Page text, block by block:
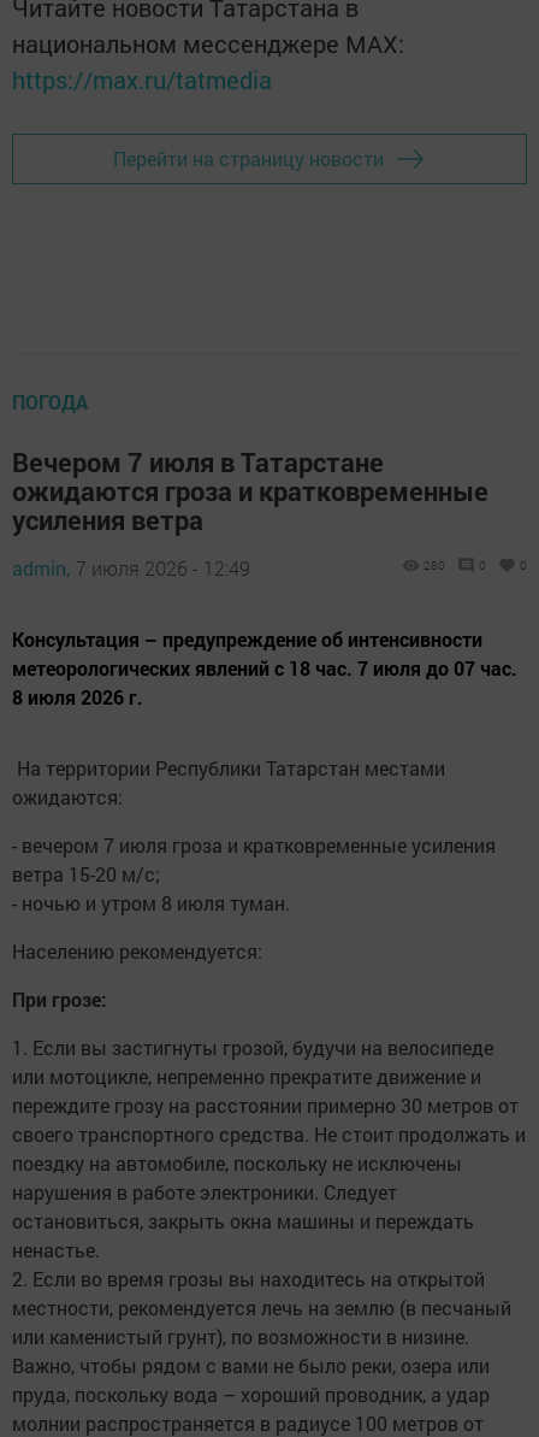
Читайте новости Татарстана в
национальном мессенджере MАХ:
https://max.ru/tatmedia
Перейти на страницу новости
ПОГОДА
Вечером 7 июля в Татарстане
ожидаются гроза и кратковременные
усиления ветра
admin, 7 июля 2026 - 12:49 280 0 0
Консультация – предупреждение об интенсивности
метеорологических явлений с 18 час. 7 июля до 07 час.
8 июля 2026 г.
На территории Республики Татарстан местами
ожидаются:
- вечером 7 июля гроза и кратковременные усиления
ветра 15-20 м/с;
- ночью и утром 8 июля туман.
Населению рекомендуется:
При грозе:
1. Если вы застигнуты грозой, будучи на велосипеде
или мотоцикле, непременно прекратите движение и
переждите грозу на расстоянии примерно 30 метров от
своего транспортного средства. Не стоит продолжать и
поездку на автомобиле, поскольку не исключены
нарушения в работе электроники. Следует
остановиться, закрыть окна машины и переждать
ненастье.
2. Если во время грозы вы находитесь на открытой
местности, рекомендуется лечь на землю (в песчаный
или каменистый грунт), по возможности в низине.
Важно, чтобы рядом с вами не было реки, озера или
пруда, поскольку вода – хороший проводник, а удар
молнии распространяется в радиусе 100 метров от